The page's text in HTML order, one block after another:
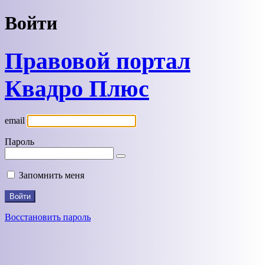
Войти
Правовой портал
Квадро Плюс
email
Пароль
Запомнить меня
Восстановить пароль